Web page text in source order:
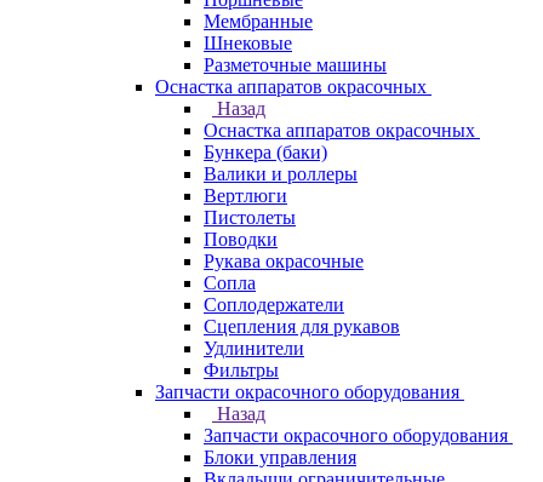
Мембранные
Шнековые
Разметочные машины
Оснастка аппаратов окрасочных
Назад
Оснастка аппаратов окрасочных
Бункера (баки)
Валики и роллеры
Вертлюги
Пистолеты
Поводки
Рукава окрасочные
Сопла
Соплодержатели
Сцепления для рукавов
Удлинители
Фильтры
Запчасти окрасочного оборудования
Назад
Запчасти окрасочного оборудования
Блоки управления